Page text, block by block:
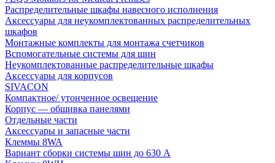
Распределительные шкафы навесного исполнения
Аксессуары для неукомплектованных распределительных
шкафов
Монтажные комплекты для монтажа счетчиков
Вспомогательные системы для шин
Неукомплектованные распределительные шкафы
Аксессуары для корпусов
SIVACON
Компактное/ утонченное освещение
Корпус — обшивка панелями
Отдельные части
Аксессуары и запасные части
Клеммы 8WA
Вариант сборки системы шин до 630 A